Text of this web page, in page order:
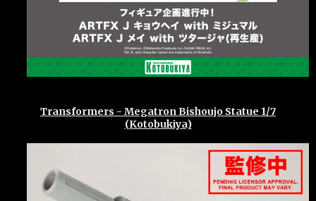
Transformers - Megatron Bishoujo Statue 1/7
(Kotobukiya)